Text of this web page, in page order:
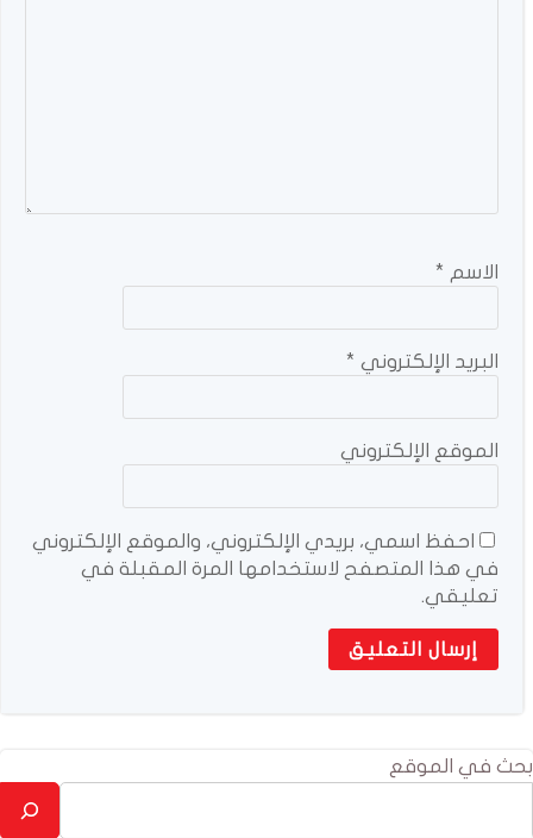
الاسم *
البريد الإلكتروني *
الموقع الإلكتروني
احفظ اسمي، بريدي الإلكتروني، والموقع الإلكتروني
في هذا المتصفح لاستخدامها المرة المقبلة في
تعليقي.
بحث في الموقع